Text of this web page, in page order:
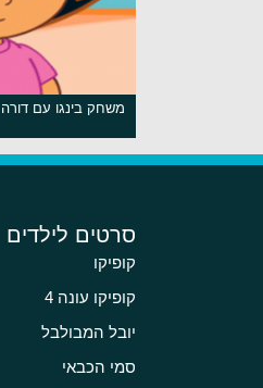
משחק בינגו עם דורה
סרטים לילדים
קופיקו
קופיקו עונה 4
יובל המבולבל
סמי הכבאי